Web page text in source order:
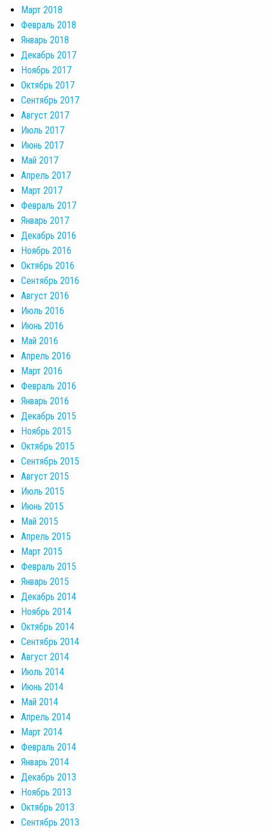
Март 2018
Февраль 2018
Январь 2018
Декабрь 2017
Ноябрь 2017
Октябрь 2017
Сентябрь 2017
Август 2017
Июль 2017
Июнь 2017
Май 2017
Апрель 2017
Март 2017
Февраль 2017
Январь 2017
Декабрь 2016
Ноябрь 2016
Октябрь 2016
Сентябрь 2016
Август 2016
Июль 2016
Июнь 2016
Май 2016
Апрель 2016
Март 2016
Февраль 2016
Январь 2016
Декабрь 2015
Ноябрь 2015
Октябрь 2015
Сентябрь 2015
Август 2015
Июль 2015
Июнь 2015
Май 2015
Апрель 2015
Март 2015
Февраль 2015
Январь 2015
Декабрь 2014
Ноябрь 2014
Октябрь 2014
Сентябрь 2014
Август 2014
Июль 2014
Июнь 2014
Май 2014
Апрель 2014
Март 2014
Февраль 2014
Январь 2014
Декабрь 2013
Ноябрь 2013
Октябрь 2013
Сентябрь 2013